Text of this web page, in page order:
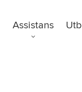
Assistans